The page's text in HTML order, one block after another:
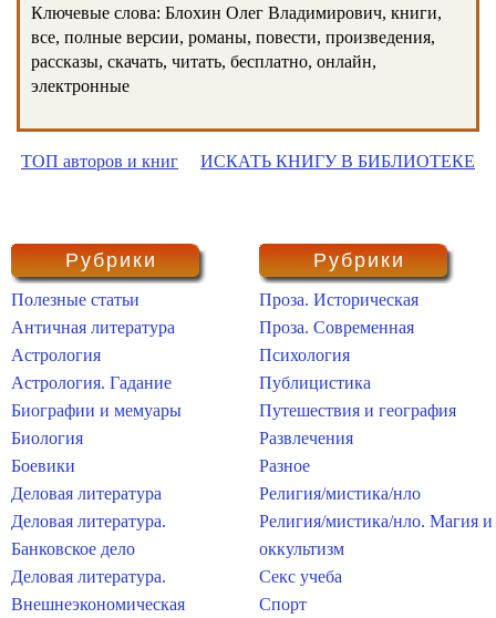
Ключевые слова: Блохин Олег Владимирович, книги,
все, полные версии, романы, повести, произведения,
рассказы, скачать, читать, бесплатно, онлайн,
электронные
ТОП авторов и книг ИСКАТЬ КНИГУ В БИБЛИОТЕКЕ
Рубрики
Полезные статьи
Античная литература
Астрология
Астрология. Гадание
Биографии и мемуары
Биология
Боевики
Деловая литература
Деловая литература.
Банковское дело
Деловая литература.
Внешнеэкономическая
Рубрики
Проза. Историческая
Проза. Современная
Психология
Публицистика
Путешествия и география
Развлечения
Разное
Религия/мистика/нло
Религия/мистика/нло. Магия и
оккультизм
Секс учеба
Спорт